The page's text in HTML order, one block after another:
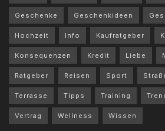
Geschenke Geschenkideen
Hochzeit Info Kaufratgeber
Konsequenzen Kredit Liebe
Ratgeber Reisen Sport
Terrasse Tipps Training
Vertrag Wellness Wissen